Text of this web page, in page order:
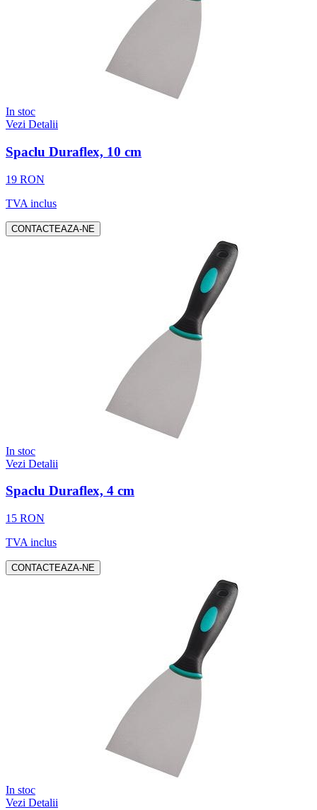
In stoc
Vezi Detalii
Spaclu Duraflex, 10 cm
19 RON
TVA inclus
CONTACTEAZA-NE
In stoc
Vezi Detalii
Spaclu Duraflex, 4 cm
15 RON
TVA inclus
CONTACTEAZA-NE
In stoc
Vezi Detalii